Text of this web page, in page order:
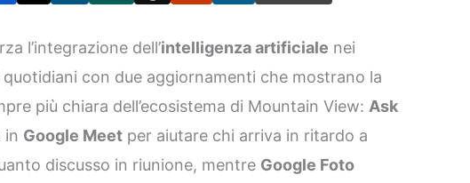
l’integrazione dell’intelligenza artificiale nei
con due aggiornamenti che mostrano la
più chiara dell’ecosistema di Mountain View: Ask
in Google Meet per aiutare chi arriva in ritardo a
discusso in riunione, mentre Google Foto